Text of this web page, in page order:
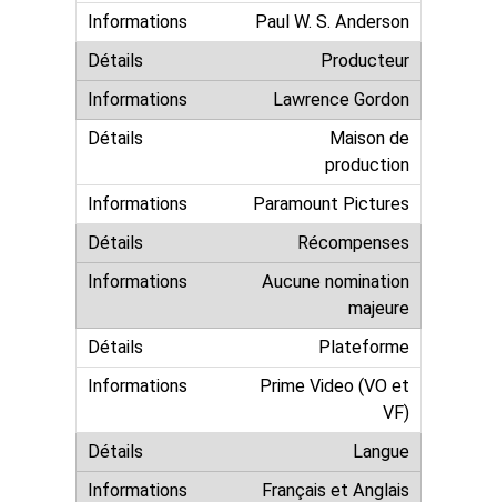
Paul W. S. Anderson
Producteur
Lawrence Gordon
Maison de
production
Paramount Pictures
Récompenses
Aucune nomination
majeure
Plateforme
Prime Video (VO et
VF)
Langue
Français et Anglais